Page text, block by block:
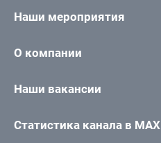
Наши мероприятия
О компании
Наши вакансии
Статистика канала в MAX